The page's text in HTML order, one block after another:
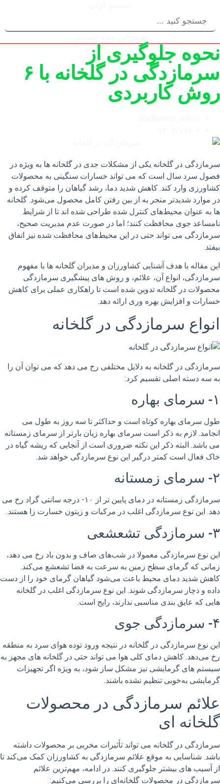
نحوه جلوگیری از
سرمازدگی در گلخانه با ۶
روش کاربردی
سرمازدگی در گلخانه یکی از مشکلات جدی در گلخانه ها به ویژه در
فصول سرد سال است که می تواند خسارات سنگینی به محصولات
کشاورزی وارد کند. کاهش شدید دما، رشد گیاهان را متوقف کرده و
در موارد شدیدتر منجر به از بین رفتن کامل محصول می‌شود. گلخانه
ها به عنوان محیط‌های کنترل شده طراحی شده اند تا از شرایط
نامساعد جوی محافظت کنند؛ اما در صورت عدم مدیریت صحیح،
سرمازدگی می تواند حتی در این محیط‌های محافظت شده نیز اتفاق
بیفتد.
این مقاله با هدف آشنایی کشاورزان و مدیران گلخانه ها با مفهوم
سرمازدگی، انواع آن، علائم، و روش های پیشگیری سرمازدگی
محصولات در گلخانه تدوین شده است تا راهکاری عملی برای کاهش
خسارات و افزایش بهره وری ارائه دهد.
انواع سرمازدگی در گلخانه
سرمازدگی در گلخانه به دلایل مختلفی رخ می دهد که می توان آن را
به سه دسته اصلی تقسیم کرد:
۱- سرمای بهاره
طول سرمای بهاره کوتاه است و حداکثر تا سه روز به طول می
انجامد. لازم به ذکر است سرمای بهاره زیان بارتر از سرمای زمستانه
می باشد. البته ذکر این نکته ضروری است از آنجایی که ریشه گیاه در
خاک فعال است کمتر درگیر این نوع سرمازدگی خواهد شد.
۲- سرمای زمستانه
سرمازدگی زمستانه در دمای پایین تر از ۱۰- درجه سانتی گراد رخ می
دهد. این نوع سرمازدگی اغلب در مرکبات و زیتون خسارت زا هستند.
۳- سرمازدگی تشعشعی
این نوع سرمازدگی معمولا در شب‌های صاف و بدون باد رخ می دهد،
زمانی که گرمای سطح زمین به سرعت به فضا تشعشع می‌کند.
کاهش شدید دمای محیط باعث می‌شود گیاهان گرمای خود را از دست
داده و دچار سرمازدگی شوند. این نوع سرمازدگی اغلب در گلخانه
هایی که عایق بندی مناسبی ندارند، رایج است.
۴- سرمازدگی جوی
این نوع سرمازدگی در گلخانه در نتیجه ورود توده هوای سرد به منطقه
رخ می‌دهد. کاهش دمای کلی هوا می تواند حتی در گلخانه های مجهز به
سیستم های گرمایشی نیز مشکل ساز شود، به ویژه اگر تجهیزات
گرمایشی به‌خوبی تنظیم نشده باشند.
علائم سرمازدگی در محصولات
گلخانه‌ ای
سرمازدگی در گلخانه می تواند تأثیرات مخربی بر محصولات داشته
باشد. شناسایی به موقع علائم سرمازدگی به کشاورزان کمک می‌کند تا
از آسیب های بیشتر جلوگیری کنند. در ادامه، مهم‌ترین علائم
سرمازدگی در محصولات گلخانه‌ای را بررسی می‌کنیم: